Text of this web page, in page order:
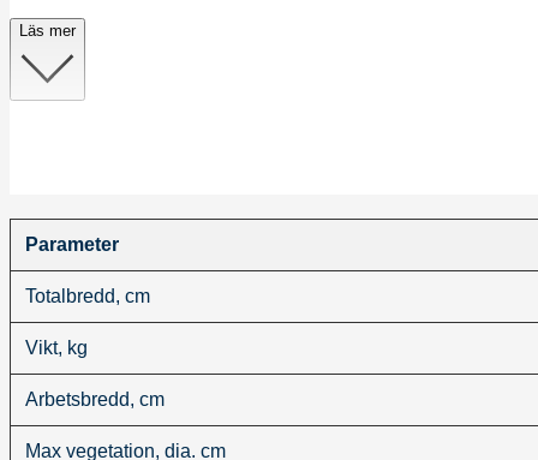
Läs mer
Parameter
Totalbredd, cm
Vikt, kg
Arbetsbredd, cm
Max vegetation, dia. cm